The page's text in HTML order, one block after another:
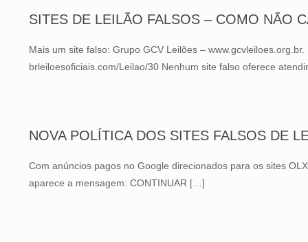
SITES DE LEILÃO FALSOS – COMO NÃO
Mais um site falso: Grupo GCV Leilões –
brleiloesoficiais.com/Leilao/30 Nenhum site falso oferece
NOVA POLÍTICA DOS SITES FALSOS DE
Com anúncios pagos no Google direcionados para os sites
aparece a mensagem: CONTINUAR […]